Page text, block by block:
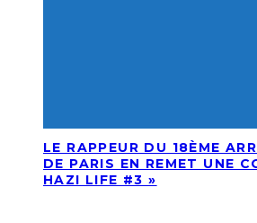
LE RAPPEUR DU 18ÈME
DE PARIS EN REMET UNE
HAZI LIFE #3 »